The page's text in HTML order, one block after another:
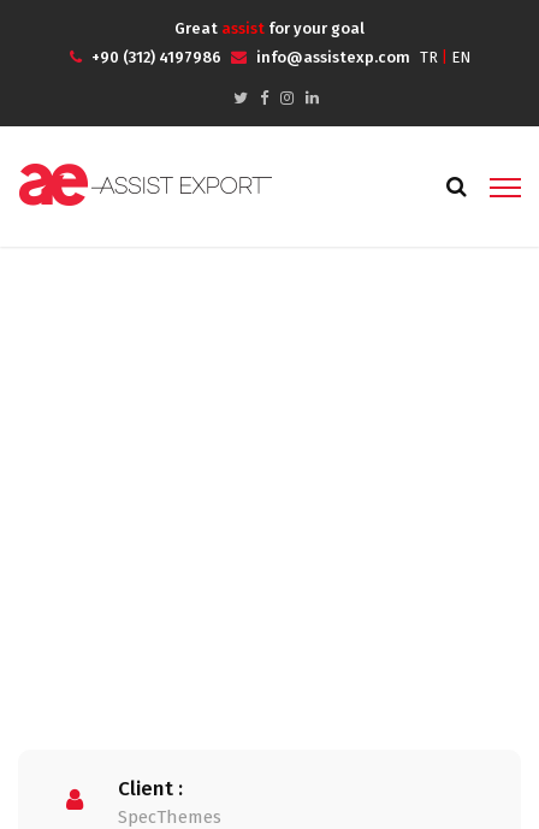
Great assist for your goal
+90 (312) 4197986
info@assistexp.com TR EN
Client :
SpecThemes